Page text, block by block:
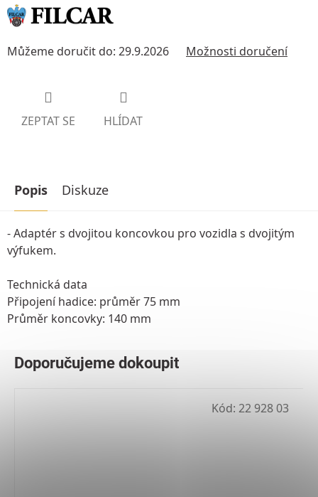
Můžeme doručit do: 29.9.2026 Možnosti doručení
ZEPTAT SE HLÍDAT
Popis Diskuze
- Adaptér s dvojitou koncovkou pro vozidla s dvojitým
výfukem.
Technická data
Připojení hadice: průměr 75 mm
Průměr koncovky: 140 mm
Kód: 22 928 03